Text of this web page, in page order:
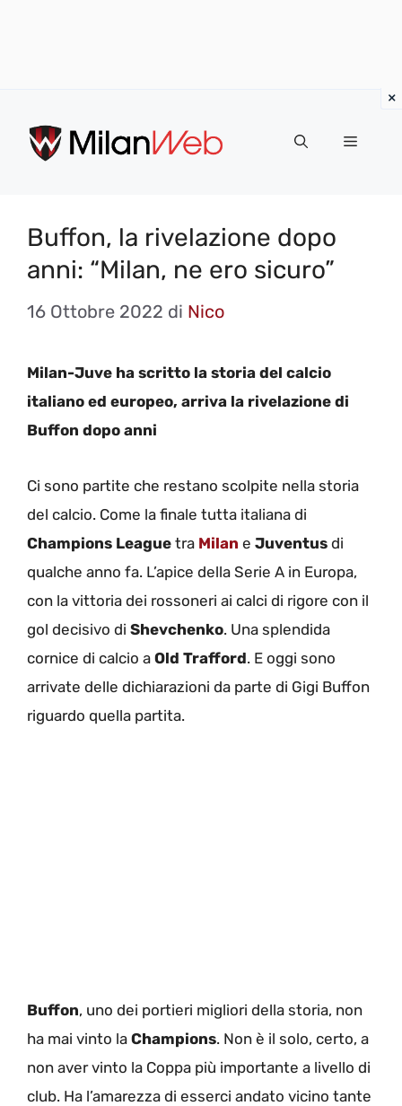
contenuto
MENU
Buffon, la rivelazione dopo
anni: “Milan, ne ero sicuro”
16 Ottobre 2022 di Nico
Milan-Juve ha scritto la storia del calcio
italiano ed europeo, arriva la rivelazione di
Buffon dopo anni
Ci sono partite che restano scolpite nella storia
del calcio. Come la finale tutta italiana di
Champions League tra Milan e Juventus di
qualche anno fa. L’apice della Serie A in Europa,
con la vittoria dei rossoneri ai calci di rigore con il
gol decisivo di Shevchenko. Una splendida
cornice di calcio a Old Trafford. E oggi sono
arrivate delle dichiarazioni da parte di Gigi Buffon
riguardo quella partita.
Buffon, uno dei portieri migliori della storia, non
ha mai vinto la Champions. Non è il solo, certo, a
non aver vinto la Coppa più importante a livello di
club. Ha l’amarezza di esserci andato vicino tante